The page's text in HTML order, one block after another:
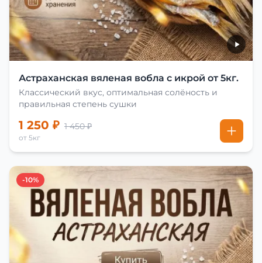
Астраханская вяленая вобла с икрой от 5кг.
Классический вкус, оптимальная солёность и
правильная степень сушки
1 250 ₽ 1 450 ₽
от 5кг
-10%